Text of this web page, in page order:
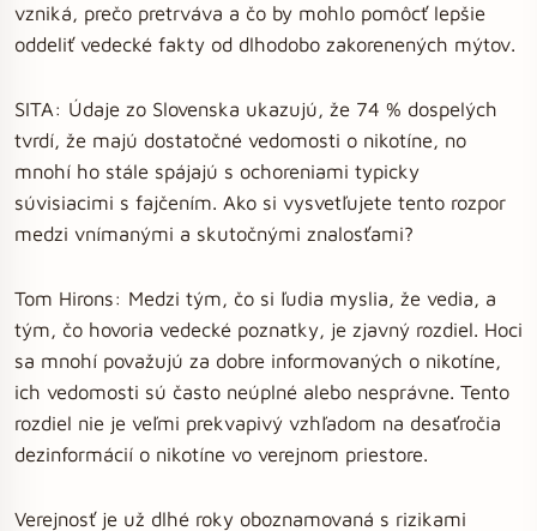
vzniká, prečo pretrváva a čo by mohlo pomôcť lepšie
oddeliť vedecké fakty od dlhodobo zakorenených mýtov.
SITA: Údaje zo Slovenska ukazujú, že 74 % dospelých
tvrdí, že majú dostatočné vedomosti o nikotíne, no
mnohí ho stále spájajú s ochoreniami typicky
súvisiacimi s fajčením. Ako si vysvetľujete tento rozpor
medzi vnímanými a skutočnými znalosťami?
Tom Hirons: Medzi tým, čo si ľudia myslia, že vedia, a
tým, čo hovoria vedecké poznatky, je zjavný rozdiel. Hoci
sa mnohí považujú za dobre informovaných o nikotíne,
ich vedomosti sú často neúplné alebo nesprávne. Tento
rozdiel nie je veľmi prekvapivý vzhľadom na desaťročia
dezinformácií o nikotíne vo verejnom priestore.
Verejnosť je už dlhé roky oboznamovaná s rizikami